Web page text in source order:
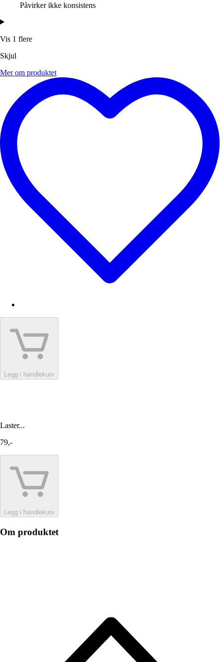
Påvirker ikke konsistens
Vis 1 flere
Skjul
Mer om produktet
Legg i handlekurv
Laster...
79,-
Legg i handlekurv
Om produktet